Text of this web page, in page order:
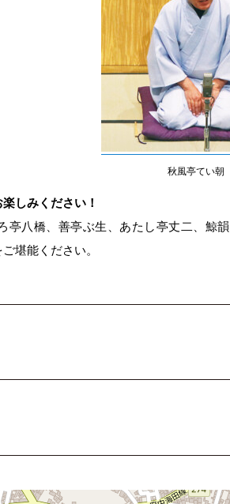
秋風亭てい朝
しみください！
亭八橋、善亭ぶ生、あたし亭丈二、鯨
堪能ください。